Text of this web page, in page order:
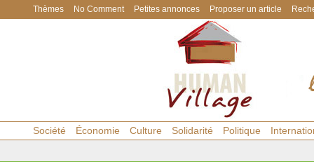
Thèmes No Comment Petites annonces Proposer un article
Société Économie Culture Solidarité Politique